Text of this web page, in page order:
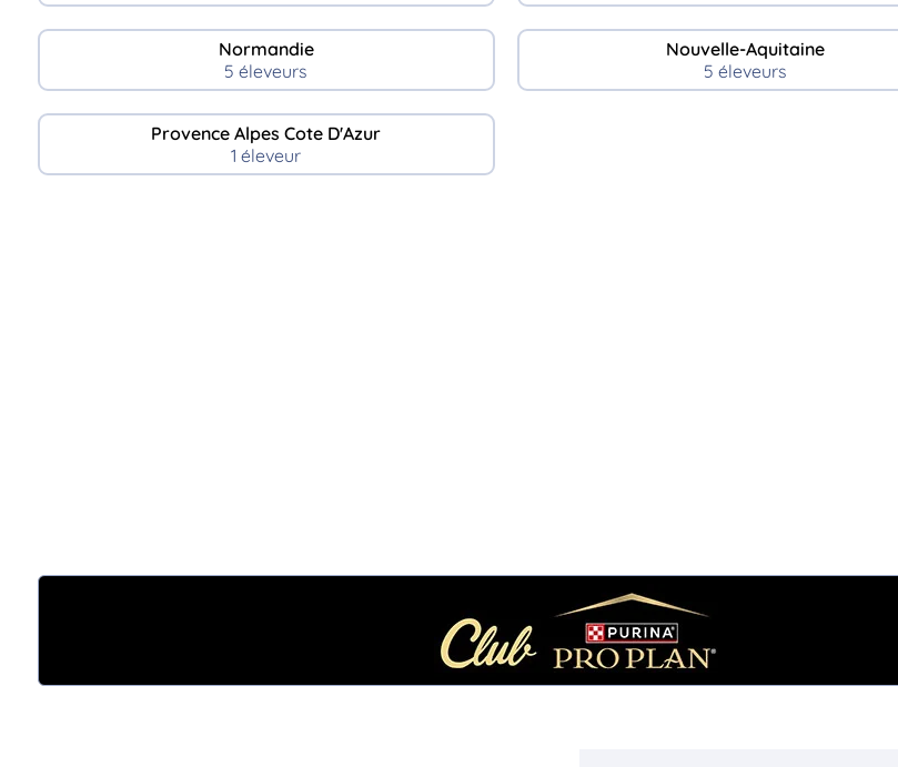
Normandie
5 éleveurs
Nouvelle-Aquitaine
5 éleveurs
Provence Alpes Cote D'Azur
1 éleveur